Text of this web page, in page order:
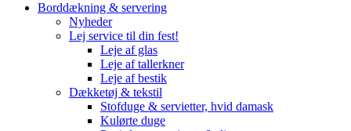
Borddækning & servering
Nyheder
Lej service til din fest!
Leje af glas
Leje af tallerkner
Leje af bestik
Dækketøj & tekstil
Stofduge & servietter, hvid damask
Kulørte duge